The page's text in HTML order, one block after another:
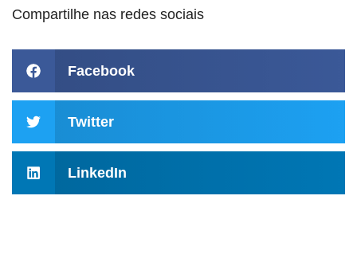
Compartilhe nas redes sociais
Facebook
Twitter
LinkedIn